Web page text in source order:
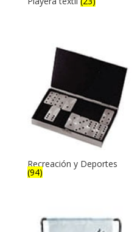
Recreación y Deportes
(94)